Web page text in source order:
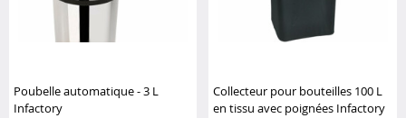
Poubelle automatique - 3 L
Infactory
Collecteur pour bouteilles 100 L
en tissu avec poignées Infactory